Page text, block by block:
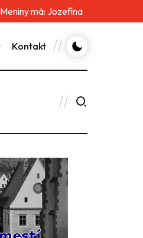
Meniny má: Jozefína
Kontakt